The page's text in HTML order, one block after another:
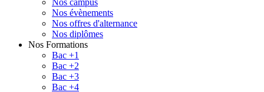
Nos campus
Nos évènements
Nos offres d'alternance
Nos diplômes
Nos Formations
Bac +1
Bac +2
Bac +3
Bac +4